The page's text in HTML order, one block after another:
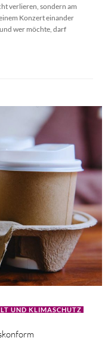
verlieren, sondern am
Konzert einander
wer möchte, darf
UND KLIMASCHUTZ